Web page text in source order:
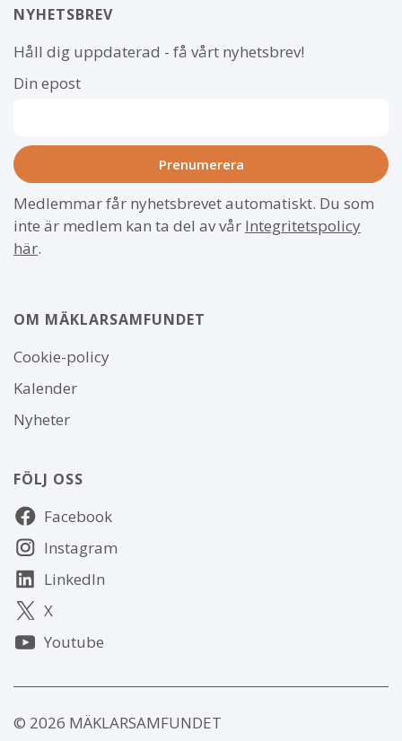
NYHETSBREV
Håll dig uppdaterad - få vårt nyhetsbrev!
Din epost
Medlemmar får nyhetsbrevet automatiskt. Du som
inte är medlem kan ta del av vår Integritetspolicy
här.
OM MÄKLARSAMFUNDET
Om
webbplatsen
Cookie-policy
Kalender
Nyheter
FÖLJ OSS
Följ
oss Facebook
Instagram
LinkedIn
X
Youtube
© 2026 MÄKLARSAMFUNDET